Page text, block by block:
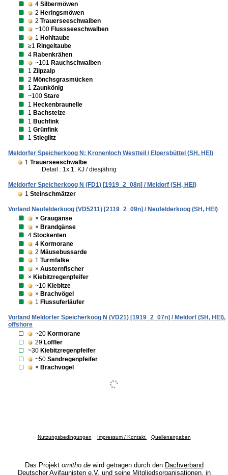
4 Silbermöwen
2 Heringsmöwen
2 Trauerseeschwalben
~100 Flussseeschwalben
1 Hohltaube
≥1 Ringeltaube
4 Rabenkrähen
~101 Rauchschwalben
1 Zilpzalp
2 Mönchsgrasmücken
1 Zaunkönig
~100 Stare
1 Heckenbraunelle
1 Bachstelze
1 Buchfink
1 Grünfink
1 Stieglitz
Meldorfer Speicherkoog N: Kronenloch Westteil / Elpersbüttel (SH, HEI)
1 Trauerseeschwalbe
Detail : 1x 1. KJ / diesjährig
Meldorfer Speicherkoog N (FD1) [1919_2_08n] / Meldorf (SH, HEI)
1 Steinschmätzer
Vorland Neufelderkoog (VD5211) [2119_2_09n] / Neufelderkoog (SH, HEI)
× Graugänse
× Brandgänse
4 Stockenten
4 Kormorane
2 Mäusebussarde
1 Turmfalke
× Austernfischer
× Kiebitzregenpfeifer
~10 Kiebitze
× Brachvögel
1 Flussuferläufer
Vorland Meldorfer Speicherkoog N (VD21) [1919_2_07n] / Meldorf (SH, HEI),
offshore
~20 Kormorane
29 Löffler
~30 Kiebitzregenpfeifer
~50 Sandregenpfeifer
× Brachvögel
Nutzungsbedingungen Impressum / Kontakt Quellenangaben
Das Projekt ornitho.dewird getragen durch den Dachverband
Deutscher Avifaunisten e.V. und seine Mitgliedsorganisationen, in